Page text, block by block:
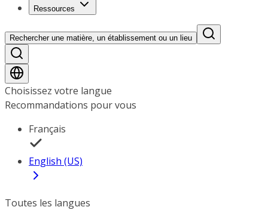
Ressources
Rechercher une matière, un établissement ou un lieu
Choisissez votre langue
Recommandations pour vous
Français
English (US)
Toutes les langues